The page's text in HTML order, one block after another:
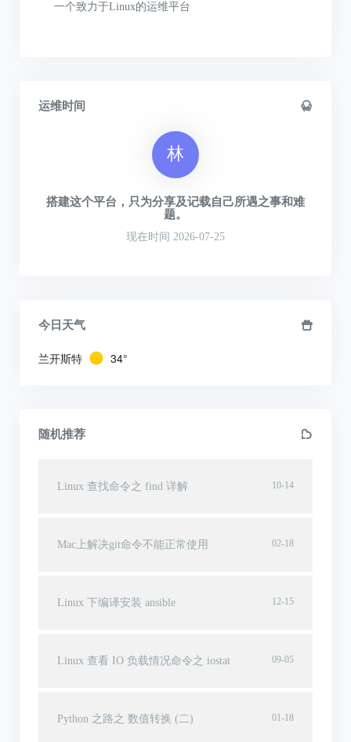
一个致力于Linux的运维平台
运维时间
林
搭建这个平台，只为分享及记载自己所遇之事和难
题。
现在时间 2026-07-25
今日天气
兰开斯特 34°
随机推荐
10-14
Linux 查找命令之 find 详解
02-18
Mac上解决git命令不能正常使用
12-15
Linux 下编译安装 ansible
09-05
Linux 查看 IO 负载情况命令之 iostat
01-18
Python 之路之 数值转换 (二)